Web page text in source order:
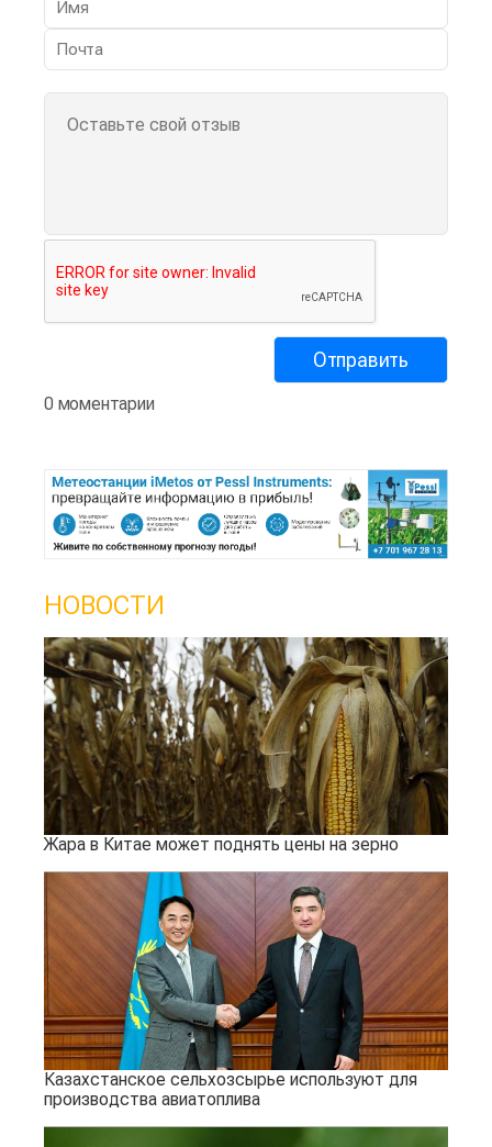
0 моментарии
НОВОСТИ
Жара в Китае может поднять цены на зерно
Казахстанское сельхозсырье используют для
производства авиатоплива